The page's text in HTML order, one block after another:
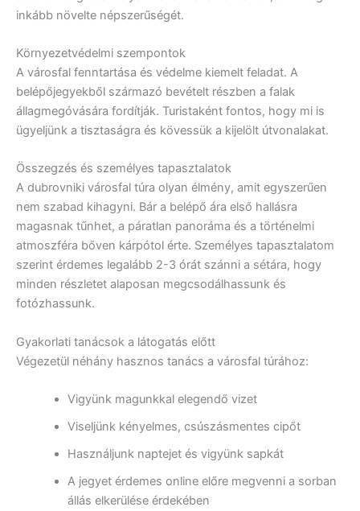
inkább növelte népszerűségét.
Környezetvédelmi szempontok
A városfal fenntartása és védelme kiemelt feladat. A
belépőjegyekből származó bevételt részben a falak
állagmegóvására fordítják. Turistaként fontos, hogy mi is
ügyeljünk a tisztaságra és kövessük a kijelölt útvonalakat.
Összegzés és személyes tapasztalatok
A dubrovniki városfal túra olyan élmény, amit egyszerűen
nem szabad kihagyni. Bár a belépő ára első hallásra
magasnak tűnhet, a páratlan panoráma és a történelmi
atmoszféra bőven kárpótol érte. Személyes tapasztalatom
szerint érdemes legalább 2-3 órát szánni a sétára, hogy
minden részletet alaposan megcsodálhassunk és
fotózhassunk.
Gyakorlati tanácsok a látogatás előtt
Végezetül néhány hasznos tanács a városfal túrához:
Vigyünk magunkkal elegendő vizet
Viseljünk kényelmes, csúszásmentes cipőt
Használjunk naptejet és vigyünk sapkát
A jegyet érdemes online előre megvenni a sorban
állás elkerülése érdekében